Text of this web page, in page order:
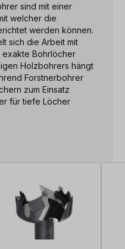
sind mit einer
welcher die
werden können.
sich die Arbeit mit
exakte Bohrlöcher
Holzbohrers hängt
Forstnerbohrer
zum Einsatz
für tiefe Löcher